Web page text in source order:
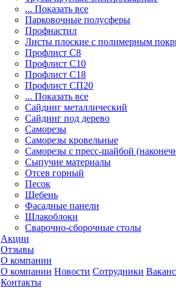
... Показать все
Парковочные полусферы
Профнастил
Листы плоские с полимерным
Профлист С8
Профлист С10
Профлист С18
Профлист СП20
... Показать все
Сайдинг металлический
Cайдинг под дерево
Саморезы
Саморезы кровельные
Саморезы с пресс-шайбой
Сыпучие материалы
Отсев горный
Песок
Щебень
Фасадные панели
Шлакоблоки
Сварочно-сборочные столы
Акции
Отзывы
О компании
О компании Новости Сотрудники
Контакты